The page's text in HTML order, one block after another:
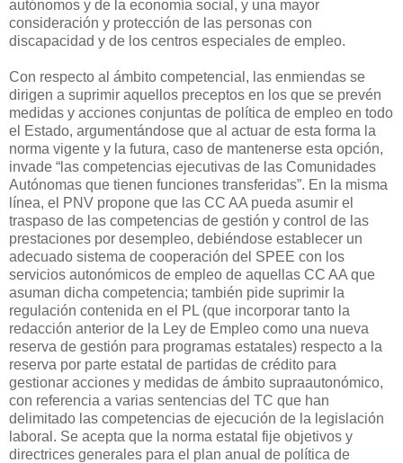
autónomos y de la economía social, y una mayor
consideración y protección de las personas con
discapacidad y de los centros especiales de empleo.
Con respecto al ámbito competencial, las enmiendas se
dirigen a suprimir aquellos preceptos en los que se prevén
medidas y acciones conjuntas de política de empleo en todo
el Estado, argumentándose que al actuar de esta forma la
norma vigente y la futura, caso de mantenerse esta opción,
invade “las competencias ejecutivas de las Comunidades
Autónomas que tienen funciones transferidas”. En la misma
línea, el PNV propone que las CC AA pueda asumir el
traspaso de las competencias de gestión y control de las
prestaciones por desempleo, debiéndose establecer un
adecuado sistema de cooperación del SPEE con los
servicios autonómicos de empleo de aquellas CC AA que
asuman dicha competencia; también pide suprimir la
regulación contenida en el PL (que incorporar tanto la
redacción anterior de la Ley de Empleo como una nueva
reserva de gestión para programas estatales) respecto a la
reserva por parte estatal de partidas de crédito para
gestionar acciones y medidas de ámbito supraautonómico,
con referencia a varias sentencias del TC que han
delimitado las competencias de ejecución de la legislación
laboral. Se acepta que la norma estatal fije objetivos y
directrices generales para el plan anual de política de